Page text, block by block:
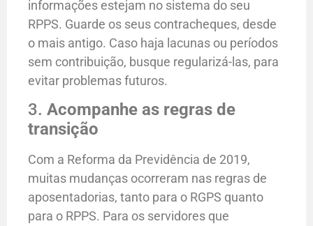
informações estejam no sistema do seu
RPPS. Guarde os seus contracheques, desde
o mais antigo. Caso haja lacunas ou períodos
sem contribuição, busque regularizá-las, para
evitar problemas futuros.
3. Acompanhe as regras de
transição
Com a Reforma da Previdência de 2019,
muitas mudanças ocorreram nas regras de
aposentadorias, tanto para o RGPS quanto
para o RPPS. Para os servidores que